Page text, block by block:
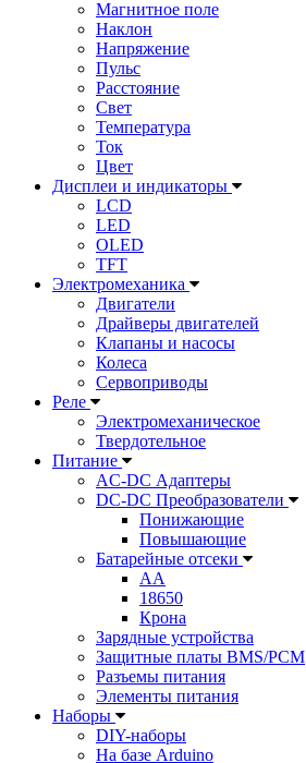
Магнитное поле
Наклон
Напряжение
Пульс
Расстояние
Свет
Температура
Ток
Цвет
Дисплеи и индикаторы
LCD
LED
OLED
TFT
Электромеханика
Двигатели
Драйверы двигателей
Клапаны и насосы
Колеса
Сервоприводы
Реле
Электромеханическое
Твердотельное
Питание
AC-DC Адаптеры
DC-DC Преобразователи
Понижающие
Повышающие
Батарейные отсеки
AA
18650
Крона
Зарядные устройства
Защитные платы BMS/PCM
Разъемы питания
Элементы питания
Наборы
DIY-наборы
На базе Arduino